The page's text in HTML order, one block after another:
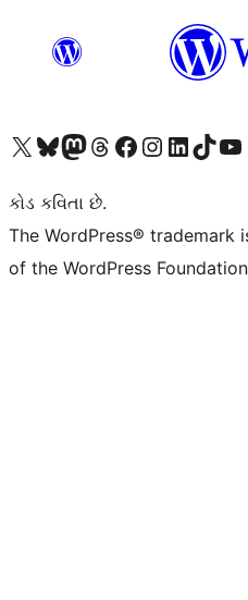
અમારા X (અગાઉ ટ્વિટર) એકાઉન્ટની મુલાકાત લોઅમારા Bluesky એકાઉન્ટની મુલાકાત લોઅમારા માસ્ટોડોન એકાઉન્ટની મુલાકાત લોઅમારા Threads એકાઉન્ટની મુલાકાત લો અમારા ફેસબુક પેજની મુલાકાત લોઅમારા ઇન્સ્ટાગ્રામ એકાઉન્ટની મુલાકાત લો અમારા LinkedIn એકાઉન્ટની મુલાકાત લોઅમારા TikTok એકાઉન્ટની મુલાકાત લોઅમારી YouTube ચેનલની મુલાકાત લો
કોડ કવિતા છે.
The WordPress®
of the WordPress